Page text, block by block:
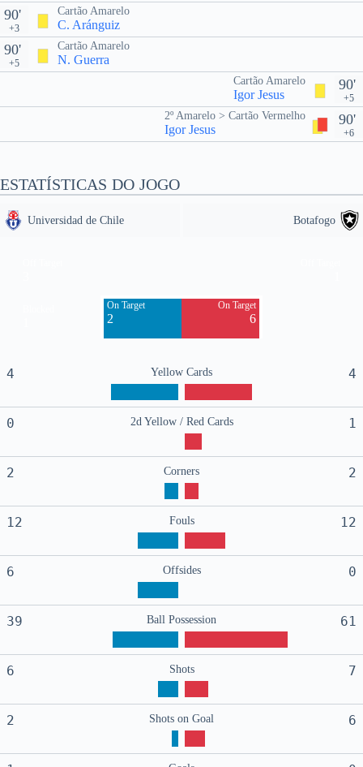
Cartão Amarelo
C. Aránguiz
90'
+3
Cartão Amarelo
N. Guerra
90'
+5
90'
+5
Cartão Amarelo
Igor Jesus
90'
+6
2º Amarelo > Cartão Vermelho
Igor Jesus
ESTATÍSTICAS DO JOGO
Universidad de Chile Botafogo
On Target
2
On Target
6
4 Yellow Cards 4
0 2d Yellow / Red Cards 1
2 Corners 2
12 Fouls 12
6 Offsides 0
39 Ball Possession 61
6 Shots 7
2 Shots on Goal 6